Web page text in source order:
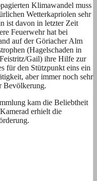
Klimawandel muss
Wetterkapriolen sehr
ist davon in letzter Zeit
Feuerwehr hat bei
auf der Göriacher Alm
(Hagelschaden in
Gail) ihre Hilfe zur
für den Stützpunkt eins ein
aber immer noch sehr
Bevölkerung.
kam die Beliebtheit
erhielt die